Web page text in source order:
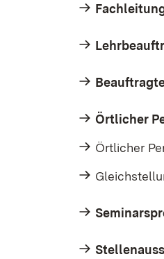
Örtlicher
Örtlicher